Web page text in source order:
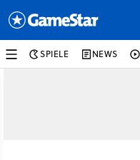
SPIELE NEWS